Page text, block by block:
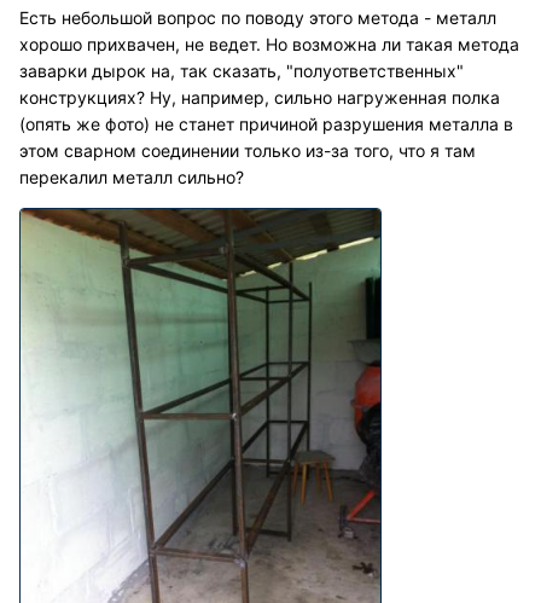
Есть небольшой вопрос по поводу этого метода - металл
хорошо прихвачен, не ведет. Но возможна ли такая метода
заварки дырок на, так сказать, "полуответственных"
конструкциях? Ну, например, сильно нагруженная полка
(опять же фото) не станет причиной разрушения металла в
этом сварном соединении только из-за того, что я там
перекалил металл сильно?